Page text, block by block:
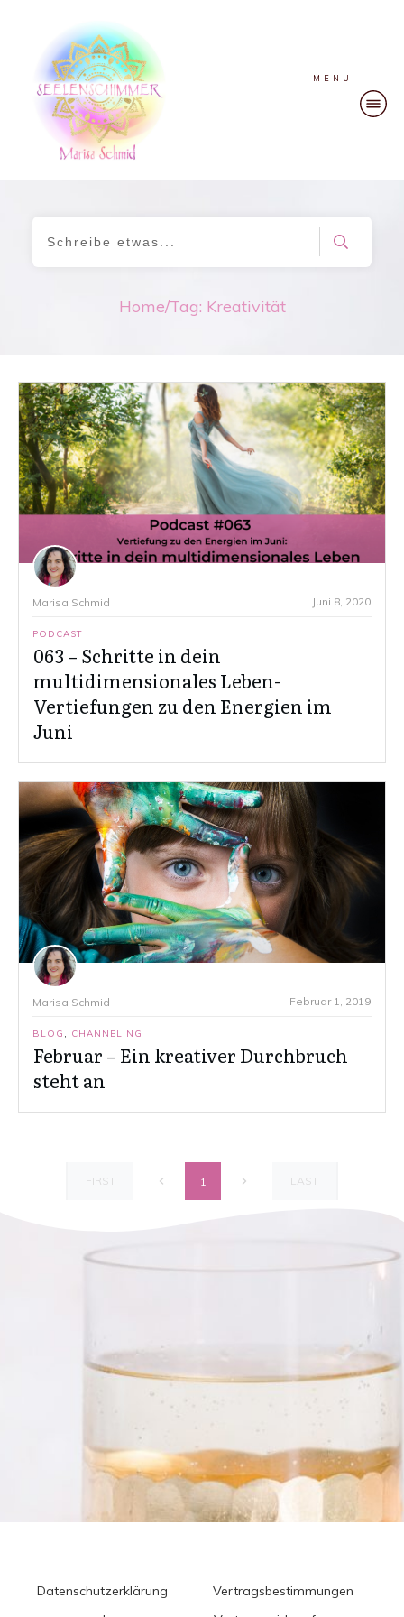
MENU
Home/Tag: Kreativität
Marisa Schmid Juni 8, 2020
PODCAST
063 – Schritte in dein
multidimensionales Leben-
Vertiefungen zu den Energien im
Juni
Marisa Schmid Februar 1, 2019
BLOG , CHANNELING
Februar – Ein kreativer Durchbruch
steht an
FIRST 1 LAST
Datenschutzerklärung
Vertragsbestimmungen